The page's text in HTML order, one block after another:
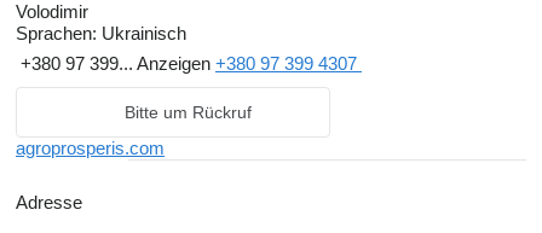
Volodimir
Sprachen: Ukrainisch
+380 97 399... Anzeigen +380 97 399 4307
Bitte um Rückruf
agroprosperis.com
Adresse